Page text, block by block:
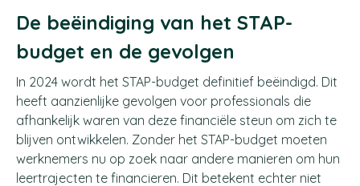
De beëindiging van het STAP-
budget en de gevolgen
In 2024 wordt het STAP-budget definitief beëindigd. Dit
heeft aanzienlijke gevolgen voor professionals die
afhankelijk waren van deze financiële steun om zich te
blijven ontwikkelen. Zonder het STAP-budget moeten
werknemers nu op zoek naar andere manieren om hun
leertrajecten te financieren. Dit betekent echter niet